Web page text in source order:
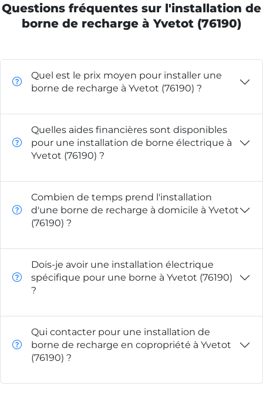
Questions fréquentes sur l'installation de
borne de recharge à Yvetot (76190)
Quel est le prix moyen pour installer une
borne de recharge à Yvetot (76190) ?
Quelles aides financières sont disponibles
pour une installation de borne électrique à
Yvetot (76190) ?
Combien de temps prend l'installation
d'une borne de recharge à domicile à Yvetot
(76190) ?
Dois-je avoir une installation électrique
spécifique pour une borne à Yvetot (76190)
?
Qui contacter pour une installation de
borne de recharge en copropriété à Yvetot
(76190) ?